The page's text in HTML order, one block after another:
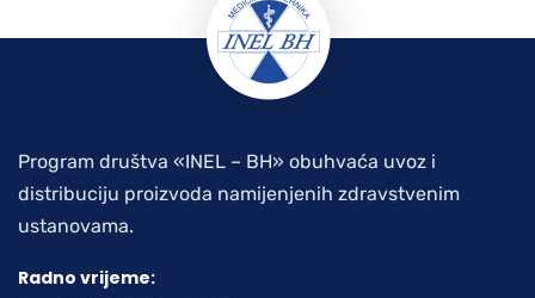
Program društva «INEL – BH» obuhvaća uvoz i
distribuciju proizvoda namijenjenih zdravstvenim
ustanovama.
Radno vrijeme: